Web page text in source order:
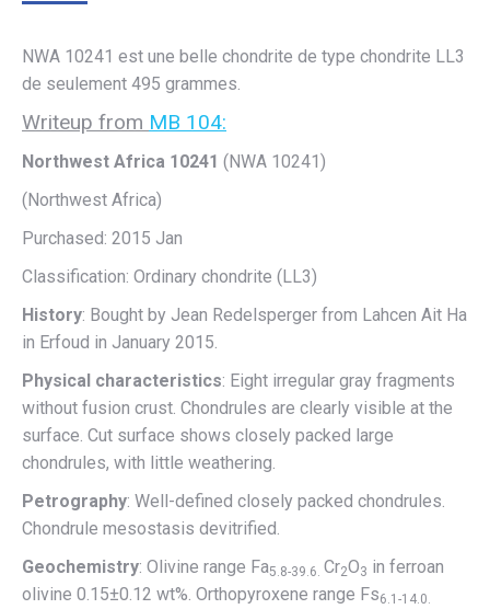
NWA 10241 est une belle chondrite de type chondrite LL3
de seulement 495 grammes.
Writeup from MB 104:
Northwest Africa 10241 (NWA 10241)
(Northwest Africa)
Purchased: 2015 Jan
Classification: Ordinary chondrite (LL3)
History: Bought by Jean Redelsperger from Lahcen Ait Ha
in Erfoud in January 2015.
Physical characteristics: Eight irregular gray fragments
without fusion crust. Chondrules are clearly visible at the
surface. Cut surface shows closely packed large
chondrules, with little weathering.
Petrography: Well-defined closely packed chondrules.
Chondrule mesostasis devitrified.
Geochemistry: Olivine range Fa5.8-39.6. Cr2O3 in ferroan
olivine 0.15±0.12 wt%. Orthopyroxene range Fs6.1-14.0.